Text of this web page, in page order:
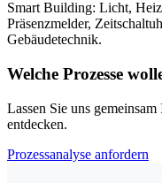
Smart Building: Licht,
Präsenzmelder,
Gebäudetechnik.
Welche Prozesse
Lassen Sie uns
entdecken.
Prozessanalyse anfordern